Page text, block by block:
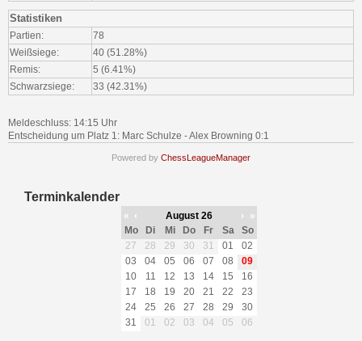
Statistiken
Partien:
78
Weißsiege:
40 (51.28%)
Remis:
5 (6.41%)
Schwarzsiege:
33 (42.31%)
Meldeschluss: 14:15 Uhr
Entscheidung um Platz 1: Marc Schulze - Alex Browning 0:1
Powered by ChessLeagueManager
Terminkalender
« ‹ August 26 ›
»
Mo
Di Mi Do Fr Sa
So
27
28 29 30 31 01
02
03
04 05 06 07 08
09
10
11 12 13 14 15
16
17
18 19 20 21 22
23
24
25 26 27 28 29
30
31
01 02 03 04 05 06